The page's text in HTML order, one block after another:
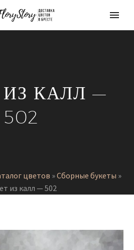
ИЗ КАЛЛ —
502
цветов »Сборные букеты »
из калл — 502